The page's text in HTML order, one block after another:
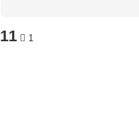
11 1